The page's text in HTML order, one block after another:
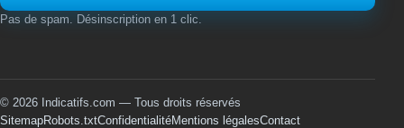
Pas de spam. Désinscription en 1 clic.
© 2026 Indicatifs.com — Tous droits réservés
SitemapRobots.txtConfidentialitéMentions légalesContact